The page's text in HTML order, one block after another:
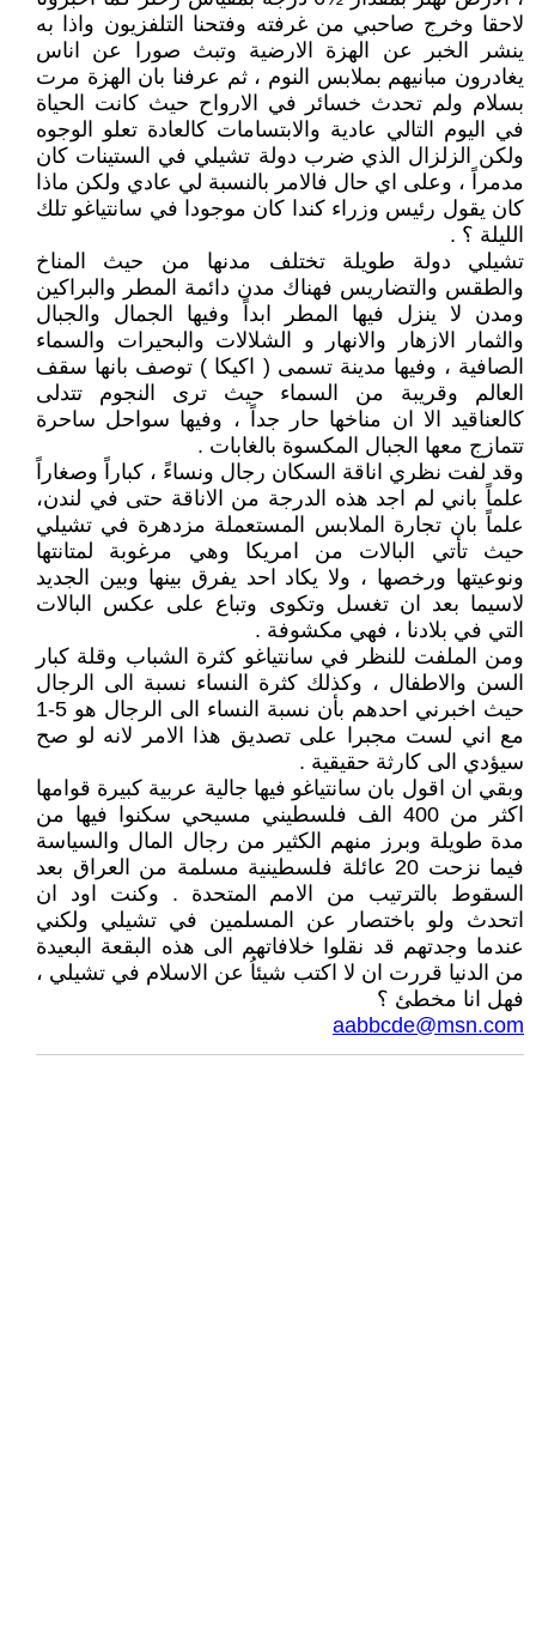
لاحقا وخرج صاحبي من غرفته وفتحنا التلفزيون واذا به
ينشر الخبر عن الهزة الارضية وتبث صورا عن اناس
يغادرون مبانيهم بملابس النوم ، ثم عرفنا بان الهزة مرت
بسلام ولم تحدث خسائر في الارواح حيث كانت الحياة
في اليوم التالي عادية والابتسامات كالعادة تعلو الوجوه
ولكن الزلزال الذي ضرب دولة تشيلي في الستينات كان
مدمراً ، وعلى اي حال فالامر بالنسبة لي عادي ولكن ماذا
كان يقول رئيس وزراء كندا كان موجودا في سانتياغو تلك
الليلة ؟ .
تشيلي دولة طويلة تختلف مدنها من حيث المناخ
والطقس والتضاريس فهناك مدن دائمة المطر والبراكين
ومدن لا ينزل فيها المطر ابداً وفيها الجمال والجبال
والثمار الازهار والانهار و الشلالات والبحيرات والسماء
الصافية ، وفيها مدينة تسمى ( اكيكا ) توصف بانها سقف
العالم وقريبة من السماء حيث ترى النجوم تتدلى
كالعناقيد الا ان مناخها حار جداً ، وفيها سواحل ساحرة
تتمازج معها الجبال المكسوة بالغابات .
وقد لفت نظري اناقة السكان رجال ونساءً ، كباراً وصغاراً
علماً باني لم اجد هذه الدرجة من الاناقة حتى في لندن،
علماً بان تجارة الملابس المستعملة مزدهرة في تشيلي
حيث تأتي البالات من امريكا وهي مرغوبة لمتانتها
ونوعيتها ورخصها ، ولا يكاد احد يفرق بينها وبين الجديد
لاسيما بعد ان تغسل وتكوى وتباع على عكس البالات
التي في بلادنا ، فهي مكشوفة .
ومن الملفت للنظر في سانتياغو كثرة الشباب وقلة كبار
السن والاطفال ، وكذلك كثرة النساء نسبة الى الرجال
حيث اخبرني احدهم بأن نسبة النساء الى الرجال هو 5-1
مع اني لست مجبرا على تصديق هذا الامر لانه لو صح
سيؤدي الى كارثة حقيقية .
وبقي ان اقول بان سانتياغو فيها جالية عربية كبيرة قوامها
اكثر من 400 الف فلسطيني مسيحي سكنوا فيها من
مدة طويلة وبرز منهم الكثير من رجال المال والسياسة
فيما نزحت 20 عائلة فلسطينية مسلمة من العراق بعد
السقوط بالترتيب من الامم المتحدة . وكنت اود ان
اتحدث ولو باختصار عن المسلمين في تشيلي ولكني
عندما وجدتهم قد نقلوا خلافاتهم الى هذه البقعة البعيدة
من الدنيا قررت ان لا اكتب شيئاُ عن الاسلام في تشيلي ،
فهل انا مخطئ ؟
aabbcde@msn.com